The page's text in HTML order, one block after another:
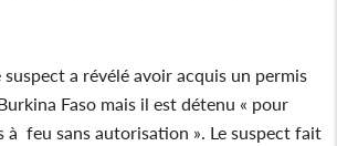
suspect a révélé avoir acquis un permis
Faso mais il est détenu « pour
à feu sans autorisation ». Le suspect fait